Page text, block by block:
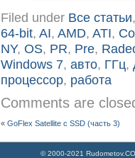
Filed under Все статьи
64-bit,AI,AMD,ATI,
NY,OS, PR, Pre,
Windows 7,авто, ГГц,
процессор, работа
Comments are
«GoFlex Satellite с SSD (часть 3)
© 2000-2021